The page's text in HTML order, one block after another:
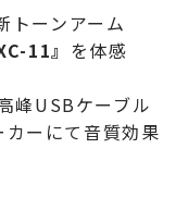
トーンアーム
11』 を体感
峰USBケーブル
ーにて音質効果